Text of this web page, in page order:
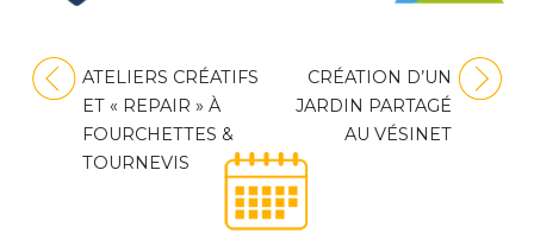
Navigation
de
l’article
ATELIERS CRÉATIFS
ET « REPAIR » À
FOURCHETTES &
TOURNEVIS
CRÉATION D’UN
JARDIN PARTAGÉ
AU VÉSINET